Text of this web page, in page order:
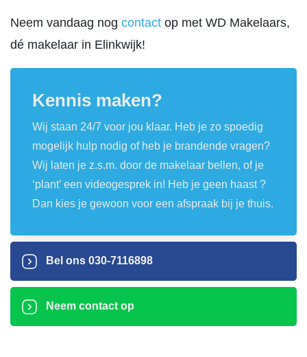
Neem vandaag nog contact op met WD Makelaars,
dé makelaar in Elinkwijk!
Kennis maken?
Wij staan 24/7 voor jou klaar. Heb je zo spoedig
mogelijk hulp nodig of heb je brandende vragen?
Wij laten je z.s.m. door de makelaar bellen, of je
‘plant’ een videogesprek in! Heb je geen haast ?
Dan kies je gewoon voor een afspraak bij je thuis.
Bel ons 030-7116898
Neem contact op